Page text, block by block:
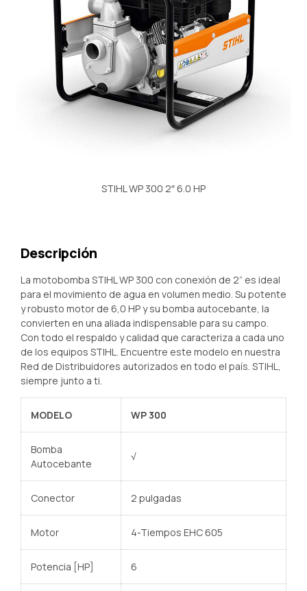
STIHL WP 300 2″ 6.0 HP
Descripción
La motobomba STIHL WP 300 con conexión de 2” es ideal
para el movimiento de agua en volumen medio. Su potente
y robusto motor de 6,0 HP y su bomba autocebante, la
convierten en una aliada indispensable para su campo.
Con todo el respaldo y calidad que caracteriza a cada uno
de los equipos STIHL. Encuentre este modelo en nuestra
Red de Distribuidores autorizados en todo el país. STIHL,
siempre junto a ti.
MODELO WP 300
Bomba
Autocebante
√
Conector 2 pulgadas
Motor 4-Tiempos EHC 605
Potencia [HP] 6